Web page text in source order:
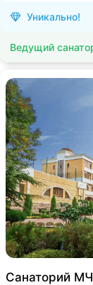
Уникально!
Ведущий
Санаторий